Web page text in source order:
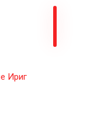
Ириг